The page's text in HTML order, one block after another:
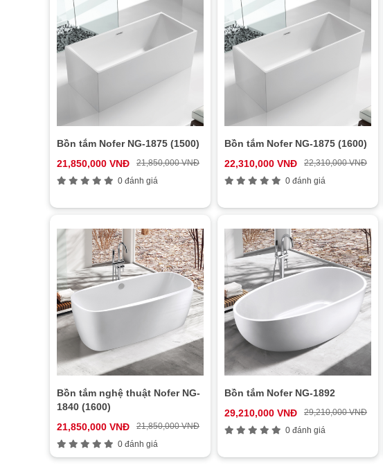
Bồn tắm Nofer NG-1875 (1500)
21,850,000 VNĐ
21,850,000 VNĐ
0 đánh giá
Bồn tắm Nofer NG-1875 (1600)
22,310,000 VNĐ
22,310,000 VNĐ
0 đánh giá
Bồn tắm nghệ thuật Nofer NG-
1840 (1600)
21,850,000 VNĐ
21,850,000 VNĐ
0 đánh giá
Bồn tắm Nofer NG-1892
29,210,000 VNĐ
29,210,000 VNĐ
0 đánh giá